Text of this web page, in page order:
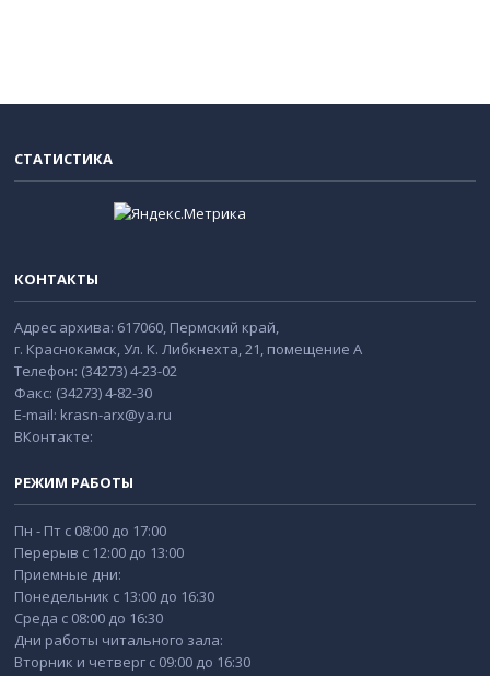
СТАТИСТИКА
КОНТАКТЫ
Адрес архива: 617060, Пермский край,
г. Краснокамск, Ул. К. Либкнехта, 21, помещение А
Телефон: (34273) 4-23-02
Факс: (34273) 4-82-30
E-mail: krasn-arx@ya.ru
ВКонтакте:
РЕЖИМ РАБОТЫ
Пн - Пт с 08:00 до 17:00
Перерыв с 12:00 до 13:00
Приемные дни:
Понедельник с 13:00 до 16:30
Среда с 08:00 до 16:30
Дни работы читального зала:
Вторник и четверг с 09:00 до 16:30